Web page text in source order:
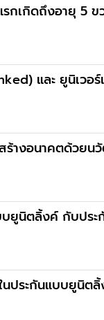
กเกิดถึงอายุ 5
และ ยูนิเวอ
ร้างอนาคตด้วย
ยูนิตลิ้งค์ กับประ
นประกันแบบยูนิ